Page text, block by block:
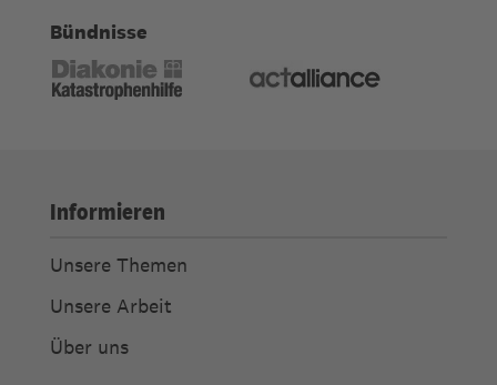
Bündnisse
Informieren
Unsere Themen
Unsere Arbeit
Über uns